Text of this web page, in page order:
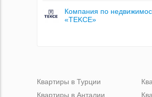
Компания по
«TEKCE»
Квартиры в Турции
Квартиры в Анталии